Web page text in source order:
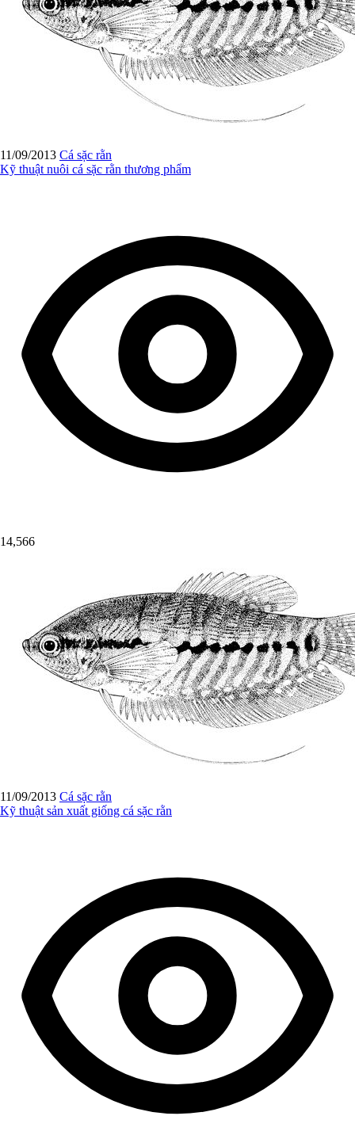
11/09/2013 Cá sặc rằn
Kỹ thuật nuôi cá sặc rằn thương phẩm
14,566
11/09/2013 Cá sặc rằn
Kỹ thuật sản xuất giống cá sặc rằn